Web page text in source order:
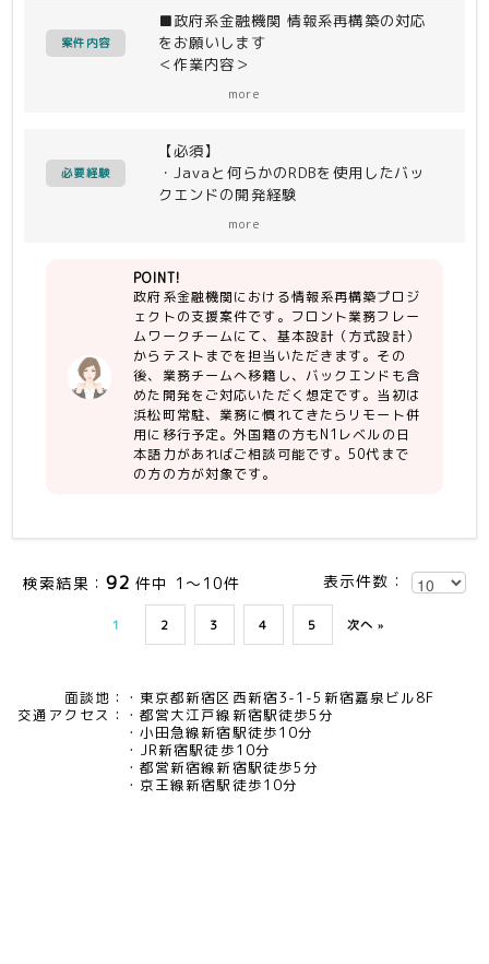
案件内容
■政府系金融機関 情報系再構築の対応
をお願いします
＜作業内容＞
籍して頂く事を想定しており、こちらは
バックエンドも含めた開発になります。
（開発工程から業務チーム入って頂く想
ができる方が望ましい
more
必要経験
【必須】
・Javaと何らかのRDBを使用したバッ
クエンドの開発経験
more
POINT!
政府系金融機関における情報系再構築プロジ
ェクトの支援案件です。フロント業務フレー
ムワークチームにて、基本設計（方式設計）
からテストまでを担当いただきます。その
後、業務チームへ移籍し、バックエンドも含
めた開発をご対応いただく想定です。当初は
浜松町常駐、業務に慣れてきたらリモート併
用に移行予定。外国籍の方もN1レベルの日
本語力があればご相談可能です。50代まで
の方の方が対象です。
検索結果： 92 件中 1～10件 表示件数：
1 2 3 4 5 次へ »
面談地：
東京都新宿区西新宿3-1-5新宿嘉泉ビル8F
交通アクセス：
都営大江戸線新宿駅徒歩5分
小田急線新宿駅徒歩10分
JR新宿駅徒歩10分
都営新宿線新宿駅徒歩5分
京王線新宿駅徒歩10分